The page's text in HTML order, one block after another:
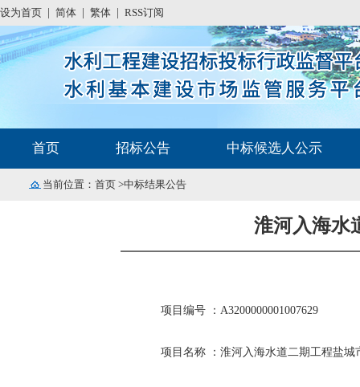
设为首页 简体 繁体 RSS订阅
首页 招标公告 中标候选人公示
当前位置： 首页 >中标结果公告
淮河入海水
项目编号 ：A3200000001007629
项目名称 ：淮河入海水道二期工程盐城